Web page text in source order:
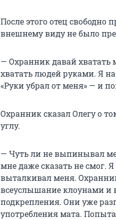
После этого отец свободно
внешнему виду не было
— Охранник давай хватать
хватать людей руками. Я
«Руки убрал от меня» — и
Охранник сказал Олегу о
углу.
— Чуть ли не выпинывал
мне даже сказать не смог.
выталкивал меня.
всеуслышание клоунами и
подкрепления. Они уже
употребления мата.